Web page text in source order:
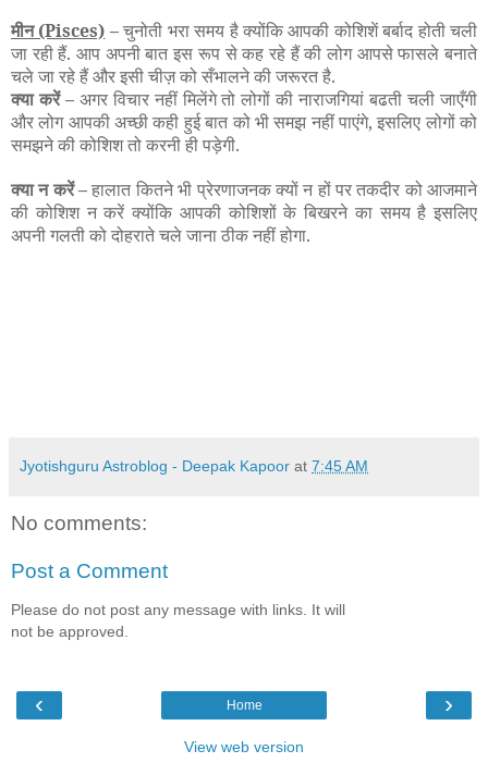
मीन(Pisces) – चुनोती भरा समय है क्योंकि आपकी कोशिशें बर्बाद होती चली
जा रही हैं. आप अपनी बात इस रूप से कह रहे हैं की लोग आपसे फासले बनाते
चले जा रहे हैं और इसी चीज़ को सँभालने की जरूरत है.
क्या करें – अगर विचार नहीं मिलेंगे तो लोगों की नाराजगियां बढती चली जाएँगी
और लोग आपकी अच्छी कही हुई बात को भी समझ नहीं पाएंगे, इसलिए लोगों को
समझने की कोशिश तो करनी ही पड़ेगी.
क्या न करें –हालात कितने भी प्रेरणाजनक क्यों न हों पर तकदीर को आजमाने
की कोशिश न करें क्योंकि आपकी कोशिशों के बिखरने का समय है इसलिए
अपनी गलती को दोहराते चले जाना ठीक नहीं होगा.
Jyotishguru Astroblog - Deepak Kapoor at 7:45 AM
No comments:
Post a Comment
Please do not post any message with links. It will
not be approved.
‹ ›
Home
View web version